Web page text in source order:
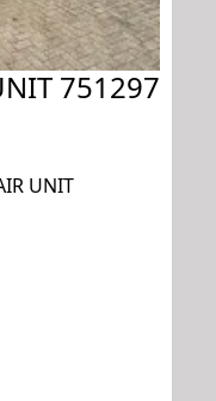
751297
UNIT